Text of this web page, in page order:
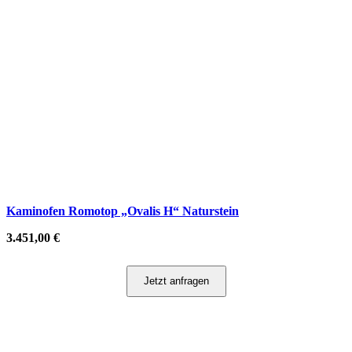
Kaminofen Romotop „Ovalis H“ Naturstein
3.451,00 €
Jetzt anfragen